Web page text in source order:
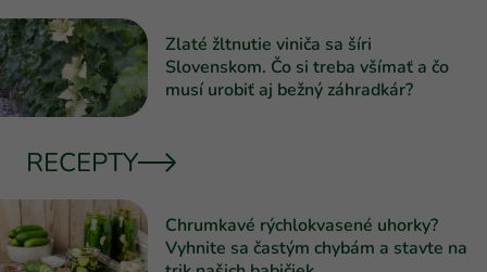
Zlaté žltnutie viniča sa šíri
Slovenskom. Čo si treba všímať a čo
musí urobiť aj bežný záhradkár?
RECEPTY
Chrumkavé rýchlokvasené uhorky?
Vyhnite sa častým chybám a stavte na